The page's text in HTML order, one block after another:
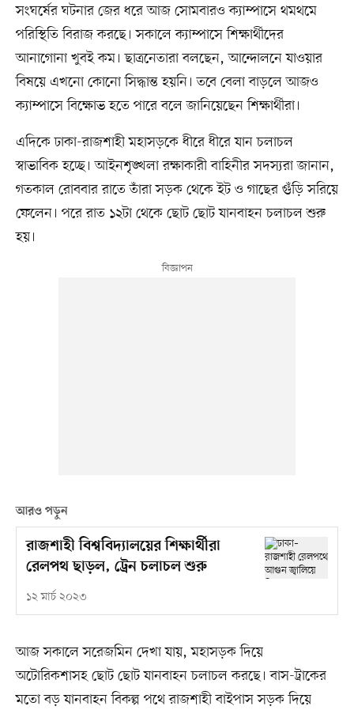
সংঘর্ষের ঘটনার জের ধরে আজ সোমবারও ক্যাম্পাসে থমথমে
পরিস্থিতি বিরাজ করছে। সকালে ক্যাম্পাসে শিক্ষার্থীদের
আনাগোনা খুবই কম। ছাত্রনেতারা বলছেন, আন্দোলনে যাওয়ার
বিষয়ে এখনো কোনো সিদ্ধান্ত হয়নি। তবে বেলা বাড়লে আজও
ক্যাম্পাসে বিক্ষোভ হতে পারে বলে জানিয়েছেন শিক্ষার্থীরা।
এদিকে ঢাকা-রাজশাহী মহাসড়কে ধীরে ধীরে যান চলাচল
স্বাভাবিক হচ্ছে। আইনশৃঙ্খলা রক্ষাকারী বাহিনীর সদস্যরা জানান,
গতকাল রোববার রাতে তাঁরা সড়ক থেকে ইট ও গাছের গুঁড়ি সরিয়ে
ফেলেন। পরে রাত ১২টা থেকে ছোট ছোট যানবাহন চলাচল শুরু
হয়।
আরও পড়ুন
রাজশাহী বিশ্ববিদ্যালয়ের শিক্ষার্থীরা
রেলপথ ছাড়ল, ট্রেন চলাচল শুরু
১২ মার্চ ২০২৩
আজ সকালে সরেজমিন দেখা যায়, মহাসড়ক দিয়ে
অটোরিকশাসহ ছোট ছোট যানবাহন চলাচল করছে। বাস-ট্রাকের
মতো বড় যানবাহন বিকল্প পথে রাজশাহী বাইপাস সড়ক দিয়ে